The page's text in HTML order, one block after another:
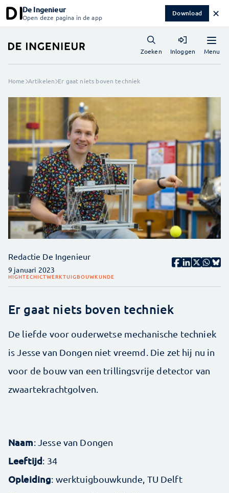
De Ingenieur
Open deze pagina in de app Download ✕
Menu
Zoeken Inloggen
Home Artikelen Er gaat niets boven techniek
Redactie De Ingenieur
9 januari 2023
HIGHTECHICTWERKTUIGBOUWKUNDE
Er gaat niets boven techniek
De liefde voor ouderwetse mechanische techniek
is Jesse van Dongen niet vreemd. Die zet hij nu in
voor de bouw van een trillingsvrije detector van
zwaartekrachtgolven.
Naam: Jesse van Dongen
Leeftijd: 34
Opleiding: werktuigbouwkunde, TU Delft